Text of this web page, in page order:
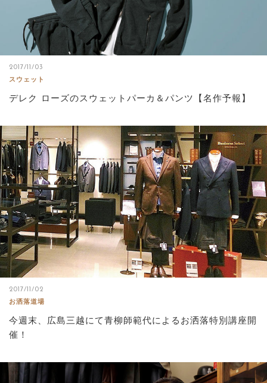
2017/11/03
スウェット
デレク ローズのスウェットパーカ＆パンツ【名作予報】
2017/11/02
お洒落道場
今週末、広島三越にて青柳師範代によるお洒落特別講座開
催！